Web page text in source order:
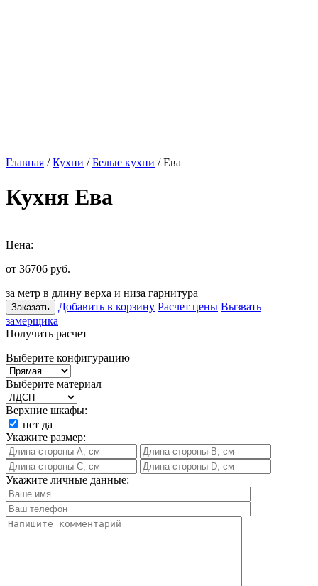
Главная /Кухни /Белые кухни / Ева
Кухня Ева
Цена:
от 36706 руб.
за метр в длину верха и низа гарнитура
Заказать Добавить в корзину Расчет цены Вызвать
замерщика
Получить расчет
Выберите конфигурацию
Выберите материал
Верхние шкафы:
нет да
Укажите размер:
Укажите личные данные: